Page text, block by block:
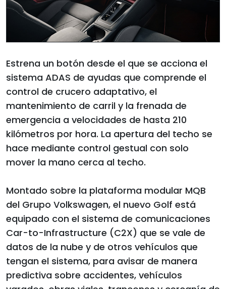
Estrena un botón desde el que se acciona el
sistema ADAS de ayudas que comprende el
control de crucero adaptativo, el
mantenimiento de carril y la frenada de
emergencia a velocidades de hasta 210
kilómetros por hora. La apertura del techo se
hace mediante control gestual con solo
mover la mano cerca al techo.
Montado sobre la plataforma modular MQB
del Grupo Volkswagen, el nuevo Golf está
equipado con el sistema de comunicaciones
Car-to-Infrastructure (C2X) que se vale de
datos de la nube y de otros vehículos que
tengan el sistema, para avisar de manera
predictiva sobre accidentes, vehículos